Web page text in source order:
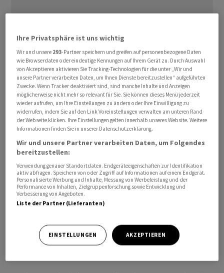
Wie die Unternehmen weiter mitteilten, wird die EU-
Kommission die Empfehlung nun prüfen. Eine
Entscheidung werde in Kürze erwartet. Sollte die
Behörde grünes Licht geben, könne das neue Vakzin
umgehend an die EU-Mitgliedsstaaten versandt
werden. Es stünde damit bereits im Winterhalbjahr
bereit.
Der Impfstoff Corminaty von Biontech/Pfizer war Ende
2020 in der Corona-Pandemie der erste verfügbare.
Bereits vergangenes Jahr war er wegen anderer
Markt gekommen. Mit der Aktualisierung soll der
Schutz vor schweren Erkrankungen und
Ihre Privatsphäre ist uns wichtig
Wir und unsere 293-Partner speichern und greifen auf personenbezogene Daten
wie Browserdaten oder eindeutige Kennungen auf Ihrem Gerät zu. Durch Auswahl
von Akzeptieren aktivieren Sie Tracking-Technologien für die unter „Wir und
unsere Partner verarbeiten Daten, um Ihnen Dienste bereitzustellen“ aufgeführten
Zwecke. Wenn Tracker deaktiviert sind, sind manche Inhalte und Anzeigen
möglicherweise nicht mehr so relevant für Sie. Sie können dieses Menü jederzeit
wieder aufrufen, um Ihre Einstellungen zu ändern oder Ihre Einwilligung zu
widerrufen, indem Sie auf den Link Voreinstellungen verwalten am unteren Rand
der Webseite klicken. Ihre Einstellungen gelten innerhalb unseres Website. Weitere
Informationen finden Sie in unserer Datenschutzerklärung.
Wir und unsere Partner verarbeiten Daten, um Folgendes
bereitzustellen:
Verwendung genauer Standortdaten. Endgeräteeigenschaften zur Identifikation
aktiv abfragen. Speichern von oder Zugriff auf Informationen auf einem Endgerät.
Personalisierte Werbung und Inhalte, Messung von Werbeleistung und der
Performance von Inhalten, Zielgruppenforschung sowie Entwicklung und
Verbesserung von Angeboten.
Liste der Partner (Lieferanten)
EINSTELLUNGEN AKZEPTIEREN